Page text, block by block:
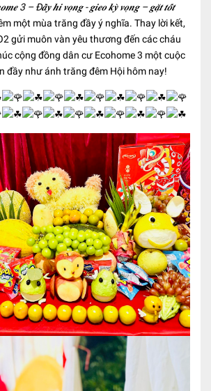
3 – Đ𝒂̂̀𝒚 𝒉𝒊 𝒗𝒐̣𝒏𝒈 - 𝒈𝒊𝒆𝒐 𝒌𝒚̀ 𝒗𝒐̣𝒏𝒈 – 𝒈𝒂̣̆𝒕 𝒕𝒐̂́𝒕
một mùa trăng đầy ý nghĩa. Thay lời kết,
gửi muôn vàn yêu thương đến các cháu
cộng đồng dân cư Ecohome 3 một cuộc
đầy như ánh trăng đêm Hội hôm nay!